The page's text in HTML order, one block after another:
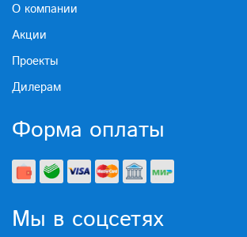
О компании
Акции
Проекты
Дилерам
Форма оплаты
Мы в соцсетях